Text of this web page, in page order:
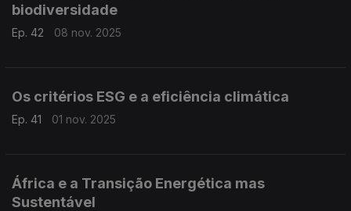
biodiversidade
Ep. 42 08 nov. 2025
Os critérios ESG e a eficiência climática
Ep. 41 01 nov. 2025
África e a Transição Energética mas
Sustentável